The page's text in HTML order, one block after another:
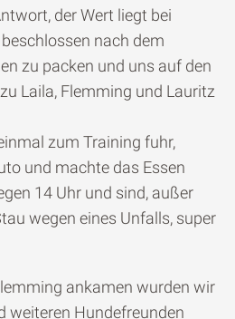
der Wert liegt bei
nach dem
zu packen und uns auf den
Laila, Flemming und Lauritz
zum Training fuhr,
und machte das Essen
14 Uhr und sind, außer
wegen eines Unfalls, super
ankamen wurden wir
weiteren Hundefreunden